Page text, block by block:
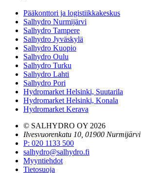
Pääkonttori ja logistiikkakeskus
Salhydro Nurmijärvi
Salhydro Tampere
Salhydro Jyväskylä
Salhydro Kuopio
Salhydro Oulu
Salhydro Turku
Salhydro Lahti
Salhydro Pori
Hydromarket Helsinki, Suutarila
Hydromarket Helsinki, Konala
Hydromarket Kerava
© SALHYDRO OY 2026
Ilvesvuorenkatu 10, 01900 Nurmijärvi
P: 020 1133 500
salhydro@salhydro.fi
Myyntiehdot
Tietosuoja